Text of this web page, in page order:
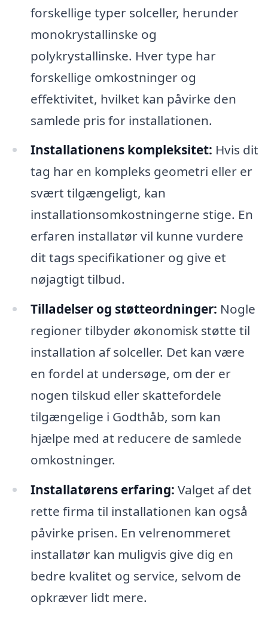
forskellige typer solceller, herunder
monokrystallinske og
polykrystallinske. Hver type har
forskellige omkostninger og
effektivitet, hvilket kan påvirke den
samlede pris for installationen.
Installationens kompleksitet: Hvis dit
tag har en kompleks geometri eller er
svært tilgængeligt, kan
installationsomkostningerne stige. En
erfaren installatør vil kunne vurdere
dit tags specifikationer og give et
nøjagtigt tilbud.
Tilladelser og støtteordninger: Nogle
regioner tilbyder økonomisk støtte til
installation af solceller. Det kan være
en fordel at undersøge, om der er
nogen tilskud eller skattefordele
tilgængelige i Godthåb, som kan
hjælpe med at reducere de samlede
omkostninger.
Installatørens erfaring: Valget af det
rette firma til installationen kan også
påvirke prisen. En velrenommeret
installatør kan muligvis give dig en
bedre kvalitet og service, selvom de
opkræver lidt mere.